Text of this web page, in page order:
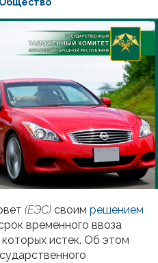
(ЕЭС) своим решением
временного ввоза
истек. Об этом